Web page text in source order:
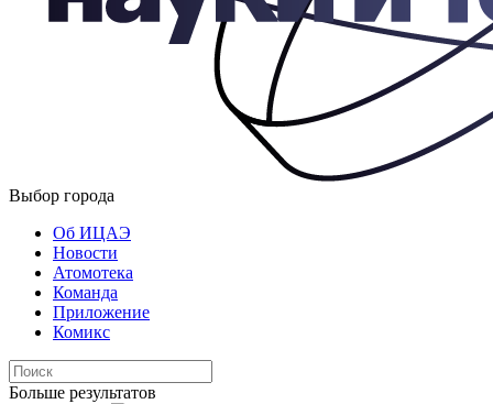
Выбор города
Об ИЦАЭ
Новости
Атомотека
Команда
Приложение
Комикс
Больше результатов